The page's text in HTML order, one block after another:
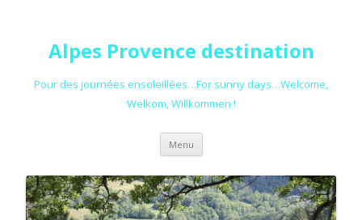
Alpes Provence destination
Pour des journées ensoleillées…For sunny days…Welcome,
Welkom, Willkommen !
Menu Aller au contenu principal